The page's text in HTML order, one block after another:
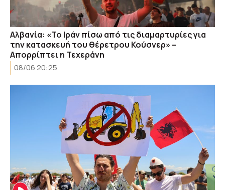
Αλβανία: «Το Ιράν πίσω από τις διαμαρτυρίες για
την κατασκευή του θέρετρου Κούσνερ» –
Απορρίπτει η Τεχεράνη
08/06 20:25